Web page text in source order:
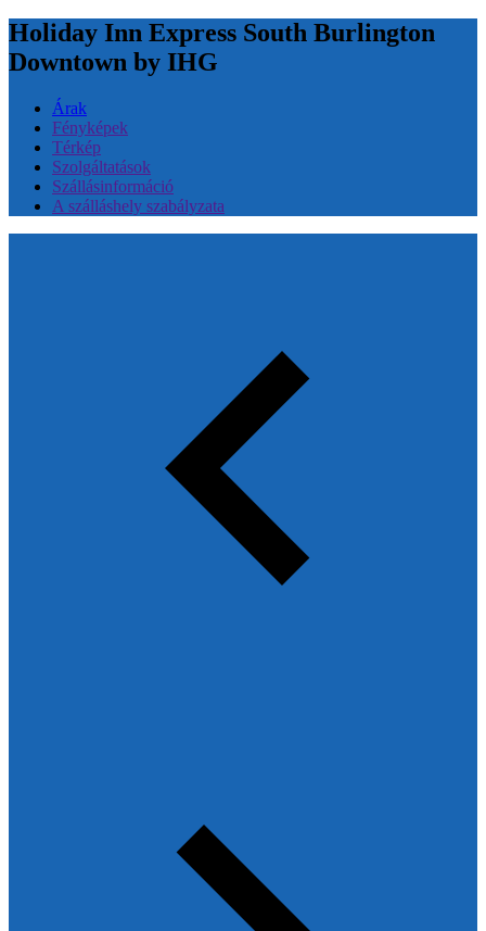
Holiday Inn Express South Burlington
Downtown by IHG
Árak
Fényképek
Térkép
Szolgáltatások
Szállásinformáció
A szálláshely szabályzata